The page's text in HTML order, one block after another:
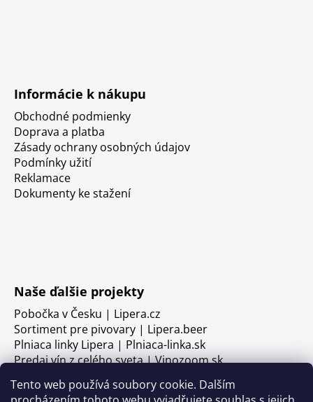
Tento web používá soubory cookie. Dalším
Informácie k nákupu
Obchodné podmienky
Doprava a platba
Zásady ochrany osobných údajov
Podmínky užití
Reklamace
Dokumenty ke stažení
Naše ďalšie projekty
Pobočka v Česku | Lipera.cz
Sortiment pre pivovary | Lipera.beer
Plniaca linky Lipera | Plniaca-linka.sk
Predaj vín z celého sveta | Vinozoom.sk